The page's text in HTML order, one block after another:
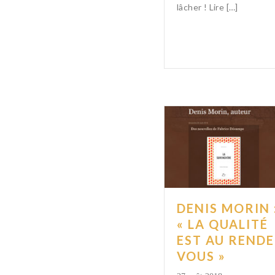
lâcher ! Lire […]
DENIS MORIN
« LA QUALITÉ
EST AU
VOUS »